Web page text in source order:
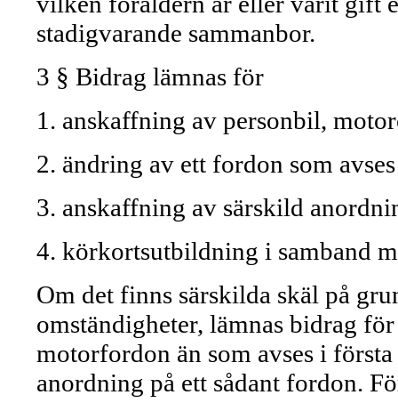
stadigvarande sammanbor.
3 § Bidrag lämnas för
1. anskaffning av personbil,
2. ändring av ett fordon som
3. anskaffning av särskild
4. körkortsutbildning i samband
Om det finns särskilda skäl på
omständigheter, lämnas bidrag
motorfordon än som avses i
anordning på ett sådant fordon.